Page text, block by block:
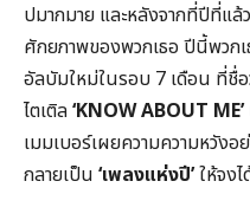
ปมากมาย และหลังจากที่ปีที่แ
ศักยภาพของพวกเธอ ปีนี้พว
อัลบัมใหม่ในรอบ 7 เดือน ที่ชื่อ
ไตเติล‘KNOW ABOUT ME’
เมมเบอร์เผยความความหวัง
กลายเป็น ‘เพลงแห่งปี’ให้จงไ